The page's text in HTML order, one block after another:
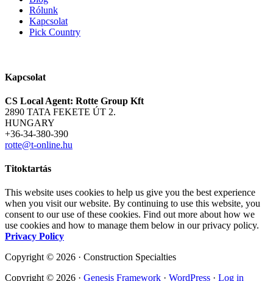
Rólunk
Kapcsolat
Pick Country
Kapcsolat
CS Local Agent: Rotte Group Kft
2890 TATA FEKETE ÚT 2.
HUNGARY
+36-34-380-390
rotte@t-online.hu
Titoktartás
This website uses cookies to help us give you the best experience
when you visit our website. By continuing to use this website, you
consent to our use of these cookies. Find out more about how we
use cookies and how to manage them below in our privacy policy.
Privacy Policy
Copyright © 2026 · Construction Specialties
Copyright © 2026 · Genesis Framework · WordPress · Log in